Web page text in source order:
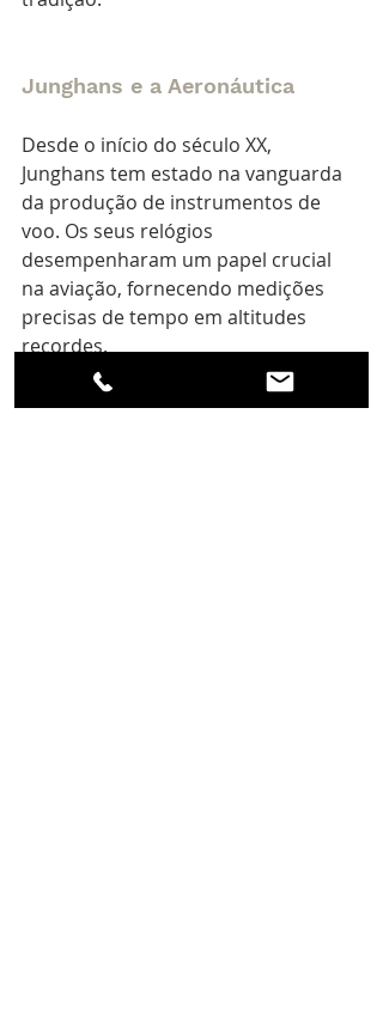
Junghans e a Aeronáutica
Desde o início do século XX,
Junghans tem estado na vanguarda
da produção de instrumentos de
voo. Os seus relógios
desempenharam um papel crucial
na aviação, fornecendo medições
precisas de tempo em altitudes
recordes.